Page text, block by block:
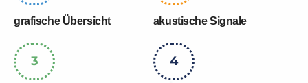
grafische Übersicht akustische Signale
3 4